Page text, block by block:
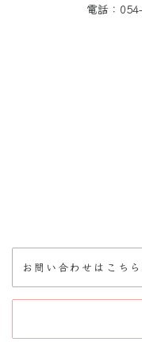
電話：
お問い合わせはこちら